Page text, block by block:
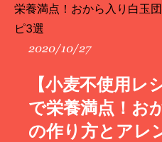
栄養満点！おから入り白玉
ピ3選
2020/10/27
【小麦不使用レ
で栄養満点！お
の作り方とアレ